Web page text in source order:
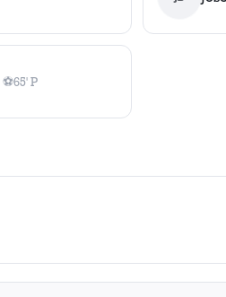
⚽
1gol , 65' P
65' P